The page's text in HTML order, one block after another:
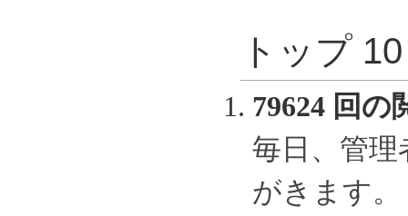
トップ
79624 回の
毎日、管
がきます。